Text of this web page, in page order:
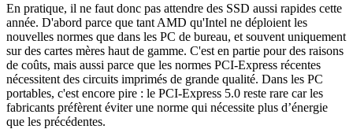
En pratique, il ne faut donc pas attendre des SSD aussi rapides cette
année. D'abord parce que tant AMD qu'Intel ne déploient les
nouvelles normes que dans les PC de bureau, et souvent uniquement
sur des cartes mères haut de gamme. C'est en partie pour des raisons
de coûts, mais aussi parce que les normes PCI-Express récentes
nécessitent des circuits imprimés de grande qualité. Dans les PC
portables, c'est encore pire : le PCI-Express 5.0 reste rare car les
fabricants préfèrent éviter une norme qui nécessite plus d’énergie
que les précédentes.